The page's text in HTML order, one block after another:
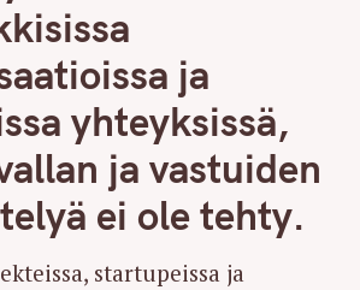
ja
yhteyksissä,
ja vastuiden
ei ole tehty.
startupeissa ja